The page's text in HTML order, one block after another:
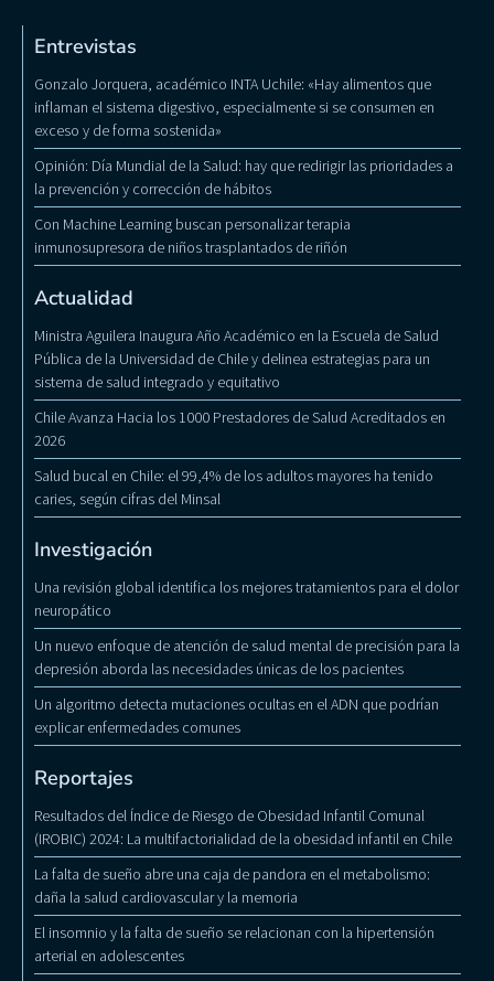
Entrevistas
Gonzalo Jorquera, académico INTA Uchile: «Hay alimentos que
inflaman el sistema digestivo, especialmente si se consumen en
exceso y de forma sostenida»
Opinión: Día Mundial de la Salud: hay que redirigir las prioridades a
la prevención y corrección de hábitos
Con Machine Learning buscan personalizar terapia
inmunosupresora de niños trasplantados de riñón
Actualidad
Ministra Aguilera Inaugura Año Académico en la Escuela de Salud
Pública de la Universidad de Chile y delinea estrategias para un
sistema de salud integrado y equitativo
Chile Avanza Hacia los 1000 Prestadores de Salud Acreditados en
2026
Salud bucal en Chile: el 99,4% de los adultos mayores ha tenido
caries, según cifras del Minsal
Investigación
Una revisión global identifica los mejores tratamientos para el dolor
neuropático
Un nuevo enfoque de atención de salud mental de precisión para la
depresión aborda las necesidades únicas de los pacientes
Un algoritmo detecta mutaciones ocultas en el ADN que podrían
explicar enfermedades comunes
Reportajes
Resultados del Índice de Riesgo de Obesidad Infantil Comunal
(IROBIC) 2024: La multifactorialidad de la obesidad infantil en Chile
La falta de sueño abre una caja de pandora en el metabolismo:
daña la salud cardiovascular y la memoria
El insomnio y la falta de sueño se relacionan con la hipertensión
arterial en adolescentes